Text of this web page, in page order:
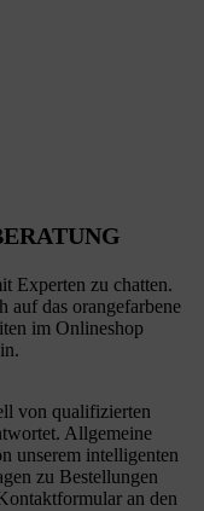
Experten zu chatten.
auf das orangefarbene
im Onlineshop
von qualifizierten
Allgemeine
unserem intelligenten
zu Bestellungen
an den